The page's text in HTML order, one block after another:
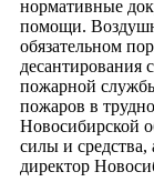
нормативные
помощи.
обязательном
десантирования
пожарной
пожаров в
Новосибирской
силы и
директор